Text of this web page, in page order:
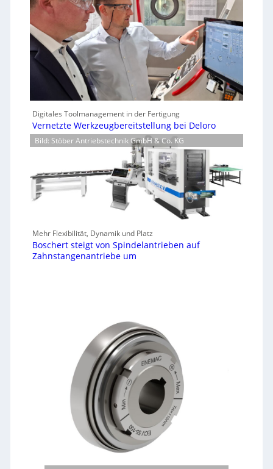
Digitales Toolmanagement in der Fertigung
Vernetzte Werkzeugbereitstellung bei Deloro
Bild: Stöber Antriebstechnik GmbH & Co. KG
Mehr Flexibilität, Dynamik und Platz
Boschert steigt von Spindelantrieben auf
Zahnstangenantriebe um